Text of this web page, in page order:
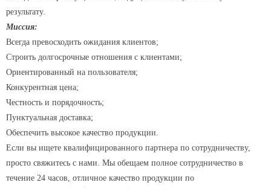
результату.
Миссия:
Всегда превосходить ожидания клиентов;
Строить долгосрочные отношения с клиентами;
Ориентированный на пользователя;
Конкурентная цена;
Честность и порядочность;
Пунктуальная доставка;
Обеспечить высокое качество продукции.
Если вы ищете квалифицированного партнера по сотрудничеству,
просто свяжитесь с нами. Мы обещаем полное сотрудничество в
течение 24 часов, отличное качество продукции по